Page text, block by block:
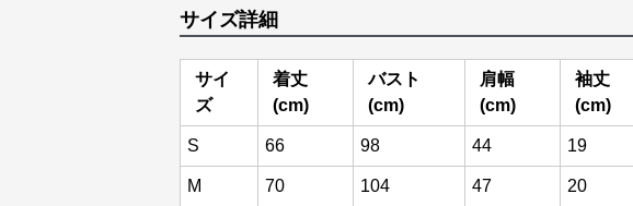
サイズ詳細
サイ
ズ
着丈
(cm)
バスト
(cm)
肩幅
(cm)
袖丈
(cm)
S 66 98 44 19
M 70 104 47 20